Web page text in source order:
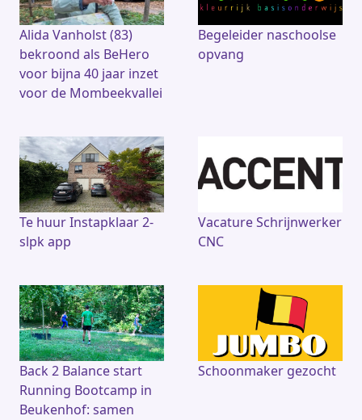
Alida Vanholst (83)
bekroond als BeHero
voor bijna 40 jaar inzet
voor de Mombeekvallei
Begeleider naschoolse
opvang
Te huur Instapklaar 2-
slpk app
Vacature Schrijnwerker
CNC
Back 2 Balance start
Running Bootcamp in
Beukenhof: samen
Schoonmaker gezocht